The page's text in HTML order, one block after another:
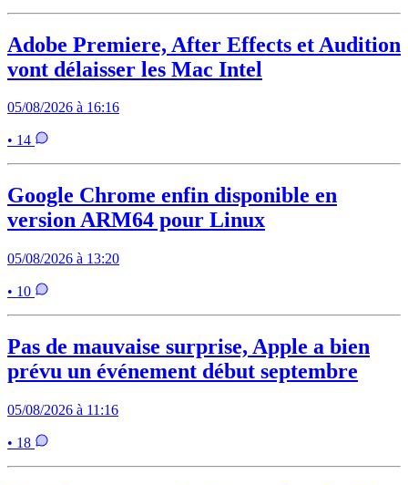
Adobe Premiere, After Effects et Audition
vont délaisser les Mac Intel
05/08/2026 à 16:16
• 14
Google Chrome enfin disponible en
version ARM64 pour Linux
05/08/2026 à 13:20
• 10
Pas de mauvaise surprise, Apple a bien
prévu un événement début septembre
05/08/2026 à 11:16
• 18